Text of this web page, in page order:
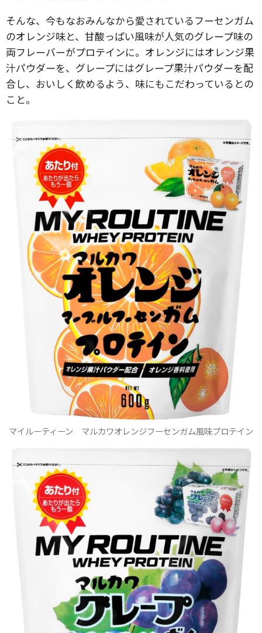
そんな、今もなおみんなから愛されているフーセンガム
のオレンジ味と、甘酸っぱい風味が人気のグレープ味の
両フレーバーがプロテインに。オレンジにはオレンジ果
汁パウダーを、グレープにはグレープ果汁パウダーを配
合し、おいしく飲めるよう、味にもこだわっているとの
こと。
マイルーティーン マルカワオレンジフーセンガム風味プロテイン